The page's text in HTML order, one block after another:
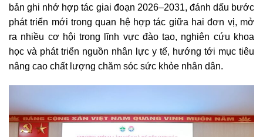
bản ghi nhớ hợp tác giai đoạn 2026–2031, đánh dấu bước
phát triển mới trong quan hệ hợp tác giữa hai đơn vị, mở
ra nhiều cơ hội trong lĩnh vực đào tạo, nghiên cứu khoa
học và phát triển nguồn nhân lực y tế, hướng tới mục tiêu
nâng cao chất lượng chăm sóc sức khỏe nhân dân.